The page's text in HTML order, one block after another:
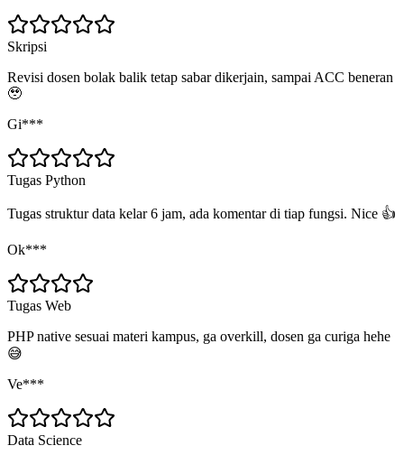
Skripsi
Revisi dosen bolak balik tetap sabar dikerjain, sampai ACC beneran
🥹
Gi***
Tugas Python
Tugas struktur data kelar 6 jam, ada komentar di tiap fungsi. Nice 👍
Ok***
Tugas Web
PHP native sesuai materi kampus, ga overkill, dosen ga curiga hehe
😅
Ve***
Data Science